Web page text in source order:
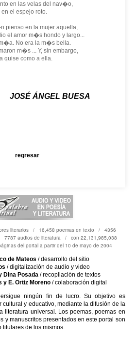
en las velas del nav�o,
el espejo roto.
pienso en la mujer aquella,
el amor m�s hondo y largo...
No era la m�s bella.
m�s ... Y, sin embargo,
quise como a ella.
JOSÉ ÁNGEL BUESA
regresar
literarios / 16,458 poemas en texto / 4356
7787 audios de literatura / con 22,131,985,038
del portal a partir del 10 de mayo de 2004
de Mateos / desarrollo del sitio
/ digitalización de audio y video
Dina Posada/ recopilación de textos
y E. Ortiz Moreno/ colaboración digital
ningún fin de lucro. Su objetivo es
cultural y educativo, mediante la difusión de la
literatura universal. Los poemas, poemas en
y manuscritos presentados en este portal son
titulares de los mismos.